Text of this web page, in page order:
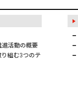
進活動の概要
組む3つのテ